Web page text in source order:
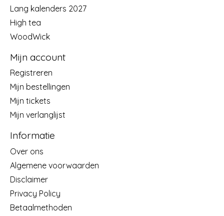
Lang kalenders 2027
High tea
WoodWick
Mijn account
Registreren
Mijn bestellingen
Mijn tickets
Mijn verlanglijst
Informatie
Over ons
Algemene voorwaarden
Disclaimer
Privacy Policy
Betaalmethoden